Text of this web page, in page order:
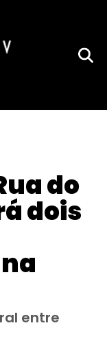
do
dois
entre